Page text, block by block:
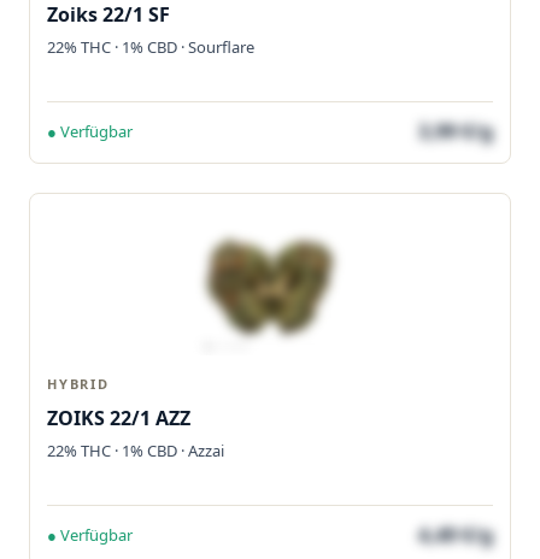
Zoiks 22/1 SF
22% THC · 1% CBD · Sourflare
● Verfügbar 3,99 €/g
HYBRID
ZOIKS 22/1 AZZ
22% THC · 1% CBD · Azzai
● Verfügbar 4,49 €/g